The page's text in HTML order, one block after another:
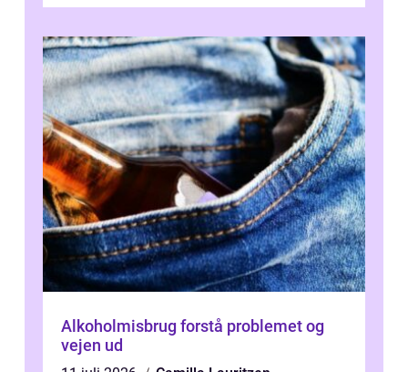
Alkoholmisbrug forstå problemet og
vejen ud